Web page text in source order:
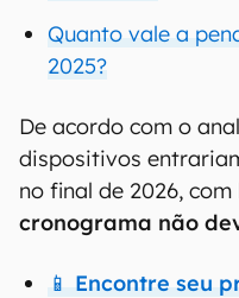
Quanto vale a
2025?
De acordo com o
dispositivos
no final de 2026,
cronograma não
📱 Encontre seu